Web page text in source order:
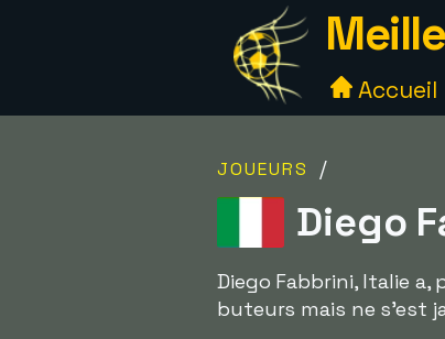
Accueil
JOUEURS /
Diego
Diego Fabbrini, Italie
buteurs mais ne s'est